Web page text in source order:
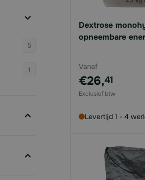
5 products available
1 products available
Dextrose
opneembare
Vanaf
€26,41
Levertijd 1 - 4